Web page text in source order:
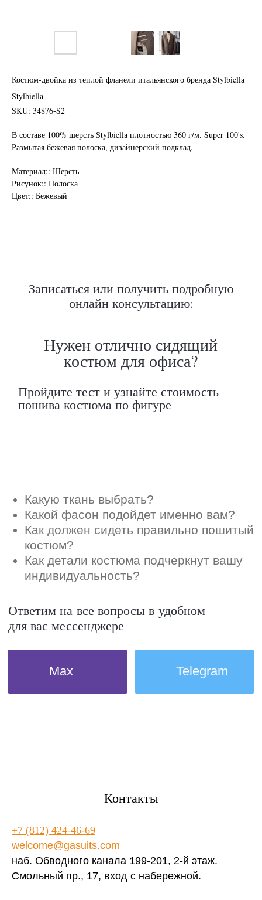
Костюм-двойка из теплой фланели итальянского бренда Stylbiella
Stylbiella
SKU: 34876-S2
В составе 100% шерсть Stylbiella плотностью 360 г/м. Super 100's.
Размытая бежевая полоска, дизайнерский подклад.
Материал:: Шерсть
Рисунок:: Полоска
Цвет:: Бежевый
Записаться или получить подробную
онлайн консультацию:
Какой фасон подойдет именно вам?
Как должен сидеть правильно пошитый
Ответим на все вопросы в удобном
для вас мессенджере
Max Telegram
Пройдите тест и узнайте стоимость
Нужен отлично сидящий
костюм для офиса?
Контакты
+7 (812) 424-46-69
welcome@gasuits.com
наб. Обводного канала 199-201, 2-й этаж.
Смольный пр., 17, вход с набережной.